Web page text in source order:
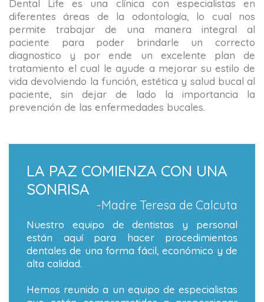
Dental Life es una clínica con especialistas en
diferentes áreas de la odontología, lo cual nos
permite trabajar de una manera integral al
paciente para poder brindarle un correcto
diagnostico y por ende un excelente plan de
tratamiento el cual le ayude a mejorar su estilo de
vida devolviendo la función, estética y salud bucal al
paciente, sin dejar de lado la importancia la
prevención de las enfermedades bucales.
LA PAZ COMIENZA CON UNA
SONRISA
-Madre Teresa de Calcuta
Nuestro equipo de dentistas y personal
están aquí para hacer procedimientos
dentales de una forma fácil, económico y de
alta calidad.
Hemos reunido a un equipo de especialistas